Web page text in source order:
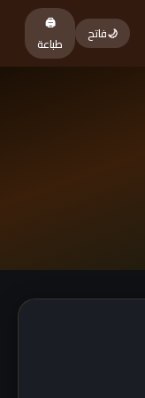
🌙فاتح
🖨
طباعة